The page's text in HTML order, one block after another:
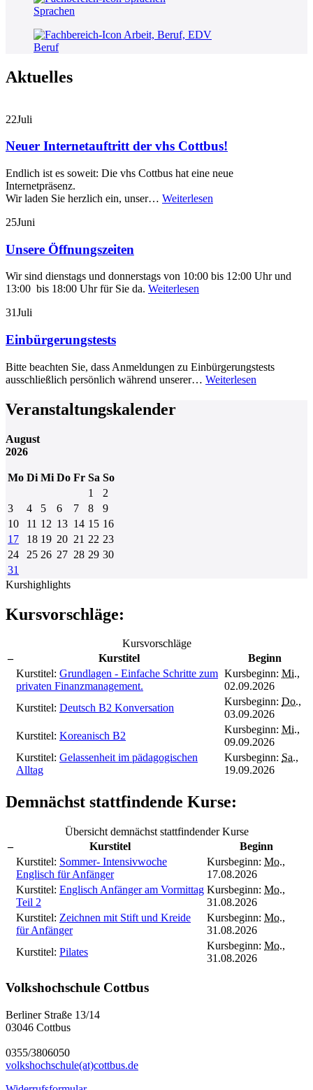
Sprachen
Beruf
Aktuelles
22Juli
Neuer Internetauftritt der vhs Cottbus!
Endlich ist es soweit: Die vhs Cottbus hat eine neue
Internetpräsenz.
Wir laden Sie herzlich ein, unser… Weiterlesen
25Juni
Unsere Öffnungszeiten
Wir sind dienstags und donnerstags von 10:00 bis 12:00 Uhr und
13:00 bis 18:00 Uhr für Sie da. Weiterlesen
31Juli
Einbürgerungstests
Bitte beachten Sie, dass Anmeldungen zu Einbürgerungstests
ausschließlich persönlich während unserer… Weiterlesen
Veranstaltungskalender
August
2026
Mo Di Mi Do Fr Sa So
1
2
3
4 5 6 7 8
9
10
11 12 13 14 15 16
17
18 19 20 21 22 23
24
25 26 27 28 29 30
31
Kurshighlights
Kursvorschläge:
Kursvorschläge
–
Kurstitel
Beginn
Kurstitel: Grundlagen - Einfache Schritte zum
privaten Finanzmanagement.
Kursbeginn: Mi.,
02.09.2026
Kurstitel: Deutsch B2 Konversation
Kursbeginn: Do.,
03.09.2026
Kurstitel: Koreanisch B2
Kursbeginn: Mi.,
09.09.2026
Kurstitel: Gelassenheit im pädagogischen
Alltag
Kursbeginn: Sa.,
19.09.2026
Demnächst stattfindende Kurse:
Übersicht demnächst stattfindender Kurse
–
Kurstitel
Beginn
Kurstitel: Sommer- Intensivwoche
Englisch für Anfänger
Kursbeginn: Mo.,
17.08.2026
Kurstitel: Englisch Anfänger am Vormittag
Teil 2
Kursbeginn: Mo.,
31.08.2026
Kurstitel: Zeichnen mit Stift und Kreide
für Anfänger
Kursbeginn: Mo.,
31.08.2026
Kurstitel: Pilates
Kursbeginn: Mo.,
31.08.2026
Volkshochschule Cottbus
Berliner Straße 13/14
03046 Cottbus
0355/3806050
volkshochschule(at)cottbus.de